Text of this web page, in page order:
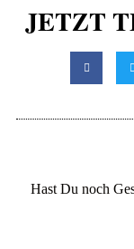
JETZT
Hast Du noch